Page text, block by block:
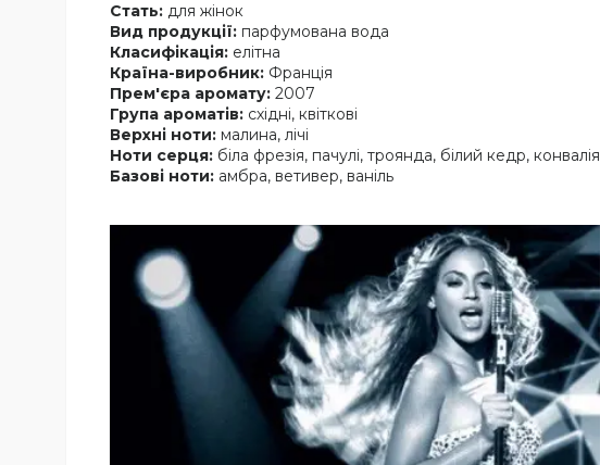
Стать: для жінок
Вид продукції: парфумована вода
Класифікація: елітна
Країна-виробник: Франція
Прем'єра аромату: 2007
Група ароматів: східні, квіткові
Верхні ноти: малина, лічі
Ноти серця: біла фрезія, пачулі, троянда, білий кедр, конвалія
Базові ноти: амбра, ветивер, ваніль